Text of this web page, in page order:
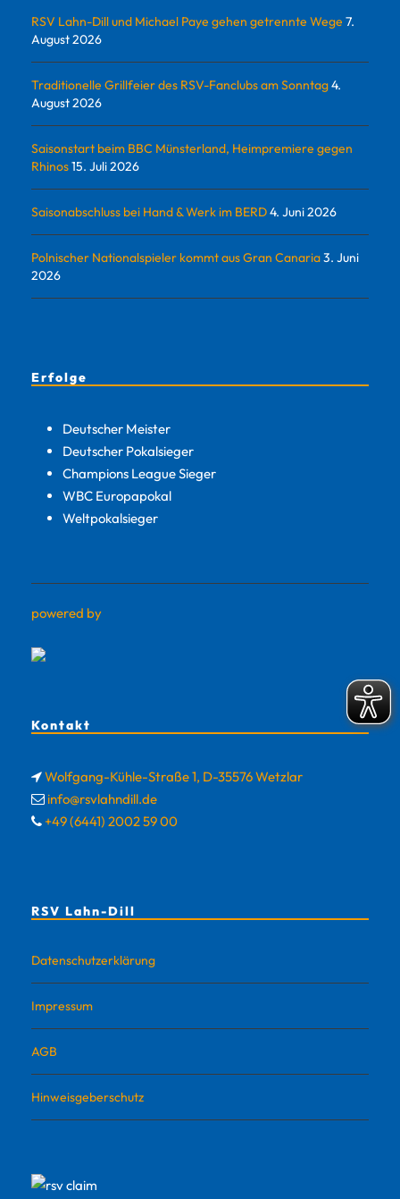
RSV Lahn-Dill und Michael Paye gehen getrennte Wege 7.
August 2026
Traditionelle Grillfeier des RSV-Fanclubs am Sonntag4.
August 2026
Saisonstart beim BBC Münsterland, Heimpremiere gegen
Rhinos15. Juli 2026
Saisonabschluss bei Hand & Werk im BERD4. Juni 2026
Polnischer Nationalspieler kommt aus Gran Canaria3. Juni
2026
Erfolge
Deutscher Meister
Deutscher Pokalsieger
Champions League Sieger
WBC Europapokal
Weltpokalsieger
powered by
Kontakt
Wolfgang-Kühle-Straße 1, D-35576 Wetzlar
info@rsvlahndill.de
+49 (6441) 2002 59 00
RSV Lahn-Dill
Datenschutzerklärung
Impressum
AGB
Hinweisgeberschutz